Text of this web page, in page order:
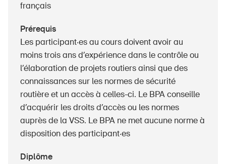
français
Prérequis
Les participant·es au cours doivent avoir au
moins trois ans d’expérience dans le contrôle ou
l’élaboration de projets routiers ainsi que des
connaissances sur les normes de sécurité
routière et un accès à celles-ci. Le BPA conseille
d’acquérir les droits d’accès ou les normes
auprès de la VSS. Le BPA ne met aucune norme à
disposition des participant·es
Diplôme